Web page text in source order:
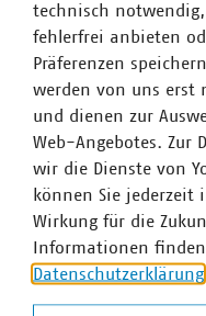
technisch
fehlerfrei anbieten
Präferenzen
werden von uns erst
und dienen zur
Web-Angebotes. Zur
wir die Dienste von
können Sie jederzeit
Wirkung für die
Informationen
Datenschutzerklärung